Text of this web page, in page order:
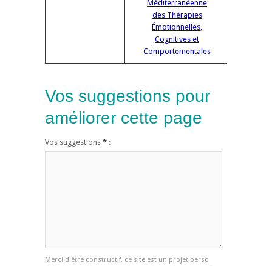
Méditerranéenne
des Thérapies
Émotionnelles,
Cognitives et
Comportementales
Vos suggestions pour
améliorer cette page
Vos suggestions * :
Merci d'être constructif, ce site est un projet perso